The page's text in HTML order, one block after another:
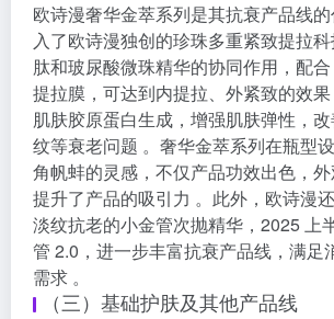
欧诗漫奢华金萃系列是其抗衰产品线
入了欧诗漫独创的珍珠多重紧致提拉
肽和玻尿酸微珠精华的协同作用，配
提拉膜，可达到内提拉、外紧致的效
肌肤胶原蛋白生成，增强肌肤弹性，
纹等衰老问题 。奢华金萃系列在瓶型
角帆蚌的灵感，不仅产品功效出色，外
提升了产品的吸引力 。此外，欧诗漫
淡纹抗老的小金管次抛精华，2025 上
管 2.0，进一步丰富抗衰产品线，满足
需求 。
（三）基础护肤及其他产品线